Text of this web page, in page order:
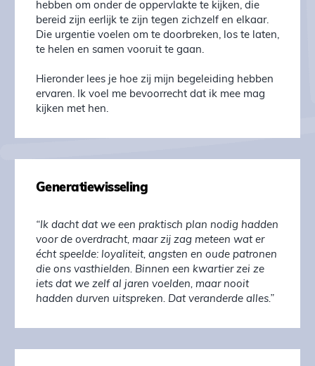
hebben om onder de oppervlakte te kijken, die
bereid zijn eerlijk te zijn tegen zichzelf en elkaar.
Die urgentie voelen om te doorbreken, los te laten,
te helen en samen vooruit te gaan.
Hieronder lees je hoe zij mijn begeleiding hebben
ervaren. Ik voel me bevoorrecht dat ik mee mag
kijken met hen.
Generatiewisseling
“Ik dacht dat we een praktisch plan nodig hadden
voor de overdracht, maar zij zag meteen wat er
écht speelde: loyaliteit, angsten en oude patronen
die ons vasthielden. Binnen een kwartier zei ze
iets dat we zelf al jaren voelden, maar nooit
hadden durven uitspreken. Dat veranderde alles.”